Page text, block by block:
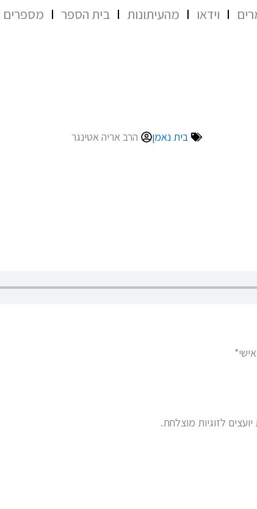
וידאו מהעיתונות בית הספר מספרים
בית נאמן
הרב אריה אטינגר
לזוגיות מוצלחת.